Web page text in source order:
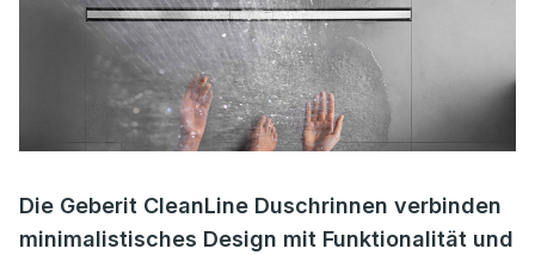
Die Geberit CleanLine Duschrinnen verbinden
minimalistisches Design mit Funktionalität und